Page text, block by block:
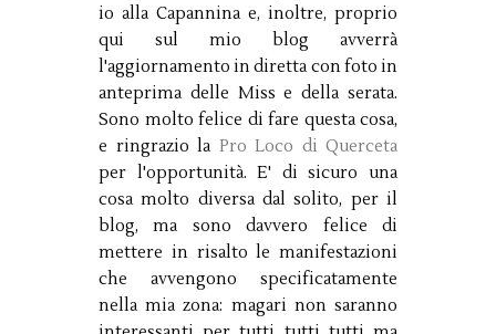
io alla Capannina e, inoltre, proprio
qui sul mio blog avverrà
l'aggiornamento in diretta con foto in
anteprima delle Miss e della serata.
Sono molto felice di fare questa cosa,
e ringrazio la Pro Loco di Querceta
per l'opportunità. E' di sicuro una
cosa molto diversa dal solito, per il
blog, ma sono davvero felice di
mettere in risalto le manifestazioni
che avvengono specificatamente
nella mia zona: magari non saranno